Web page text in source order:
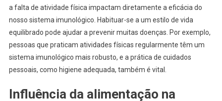
a falta de atividade física impactam diretamente a eficácia do
nosso sistema imunológico. Habituar-se a um estilo de vida
equilibrado pode ajudar a prevenir muitas doenças. Por exemplo,
pessoas que praticam atividades físicas regularmente têm um
sistema imunológico mais robusto, e a prática de cuidados
pessoais, como higiene adequada, também é vital.
Influência da alimentação na